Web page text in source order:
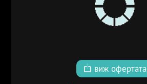
виж офертата